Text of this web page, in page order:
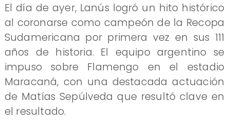
El día de ayer, Lanús logró un hito histórico
al coronarse como campeón de la Recopa
Sudamericana por primera vez en sus 111
años de historia. El equipo argentino se
impuso sobre Flamengo en el estadio
Maracaná, con una destacada actuación
de Matías Sepúlveda que resultó clave en
el resultado.